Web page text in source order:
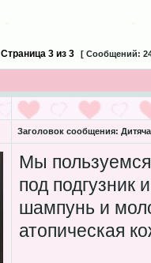
Страница 3из 3 [ Сообщений:
Заголовок сообщения:
Мы
под подгузник
шампунь и
атопическая